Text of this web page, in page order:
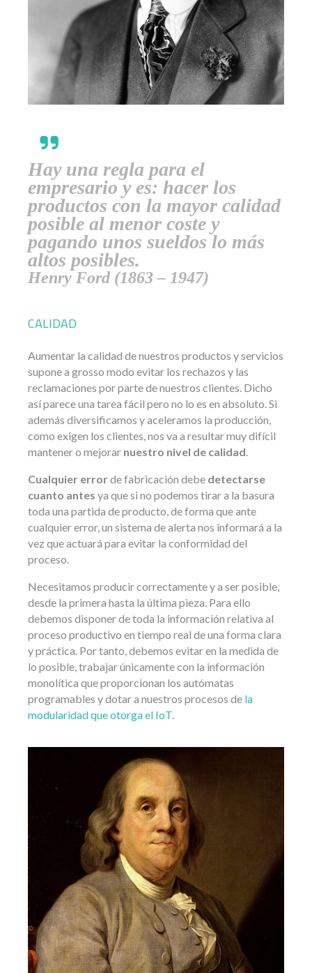
Hay una regla para el
empresario y es: hacer los
productos con la mayor calidad
posible al menor coste y
pagando unos sueldos lo más
altos posibles.
Henry Ford (1863 – 1947)
CALIDAD
Aumentar la calidad de nuestros productos y servicios
supone a grosso modo evitar los rechazos y las
reclamaciones por parte de nuestros clientes. Dicho
así parece una tarea fácil pero no lo es en absoluto. Si
además diversificamos y aceleramos la producción,
como exigen los clientes, nos va a resultar muy difícil
mantener o mejorar nuestro nivel de calidad.
Cualquier error de fabricación debe detectarse
cuanto antes ya que si no podemos tirar a la basura
toda una partida de producto, de forma que ante
cualquier error, un sistema de alerta nos informará a la
vez que actuará para evitar la conformidad del
proceso.
Necesitamos producir correctamente y a ser posible,
desde la primera hasta la última pieza. Para ello
debemos disponer de toda la información relativa al
proceso productivo en tiempo real de una forma clara
y práctica. Por tanto, debemos evitar en la medida de
lo posible, trabajar únicamente con la información
monolítica que proporcionan los autómatas
programables y dotar a nuestros procesos de la
modularidad que otorga el IoT.